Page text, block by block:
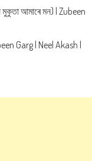
আমাৰে মন) | Zubeen
Garg | Neel Akash |